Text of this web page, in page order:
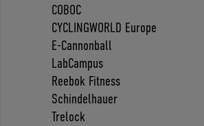
COBOC
CYCLINGWORLD Europe
E-Cannonball
LabCampus
Reebok Fitness
Schindelhauer
Trelock